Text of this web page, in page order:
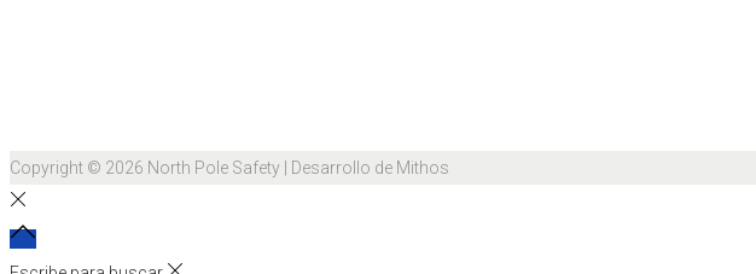
Copyright © 2026 North Pole Safety | Desarrollo de Mithos